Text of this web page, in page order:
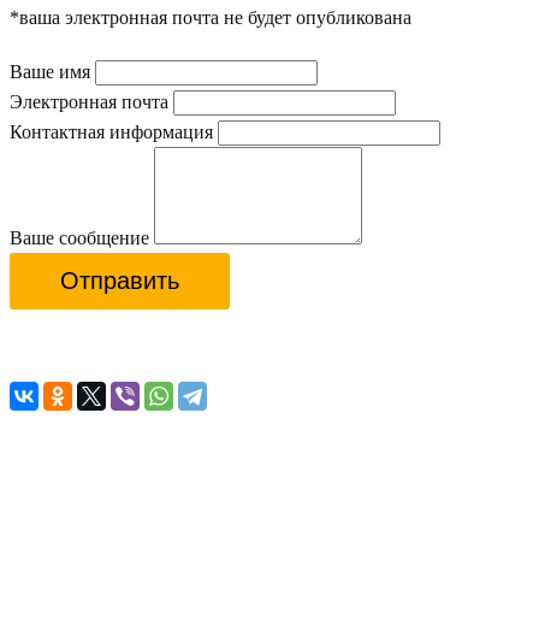
*ваша электронная почта не будет опубликована
Ваше имя
Электронная почта
Контактная информация
Ваше сообщение
Отправить